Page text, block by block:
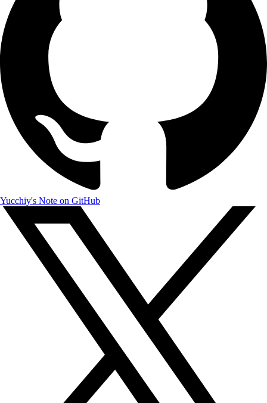
Yucchiy's Note on GitHub